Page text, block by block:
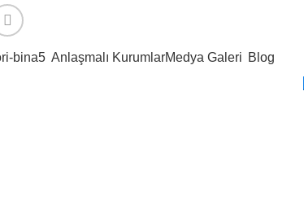
Anlaşmalı KurumlarMedya Galeri Blog